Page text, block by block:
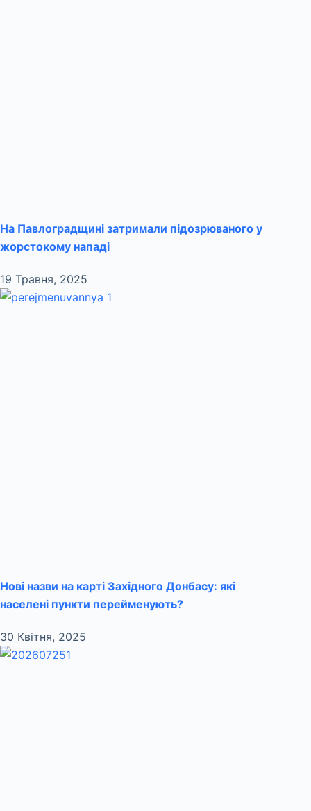
На Павлоградщині затримали підозрюваного у
жорстокому нападі
19 Травня, 2025
Нові назви на карті Західного Донбасу: які
населені пункти перейменують?
30 Квітня, 2025